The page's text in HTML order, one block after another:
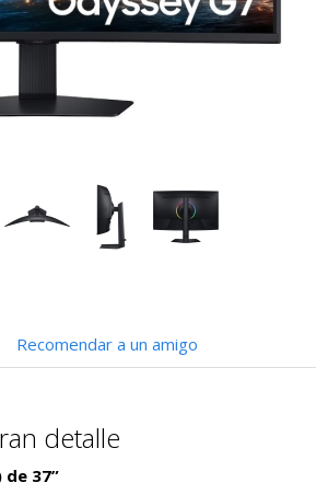
Recomendar a un amigo
detalle
de 37”